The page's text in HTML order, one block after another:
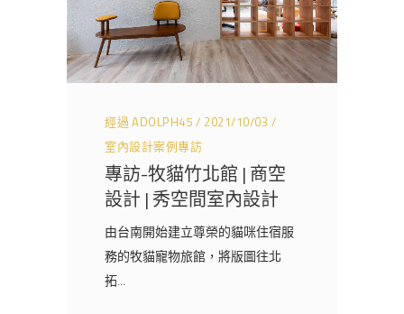
經過 ADOLPH45
2021/10/03
室內設計案例專訪
專訪-牧貓竹北館 | 商空
設計 | 秀空間室內設計
由台南開始建立尊榮的貓咪住宿服
務的牧貓寵物旅館，將版圖往北
拓